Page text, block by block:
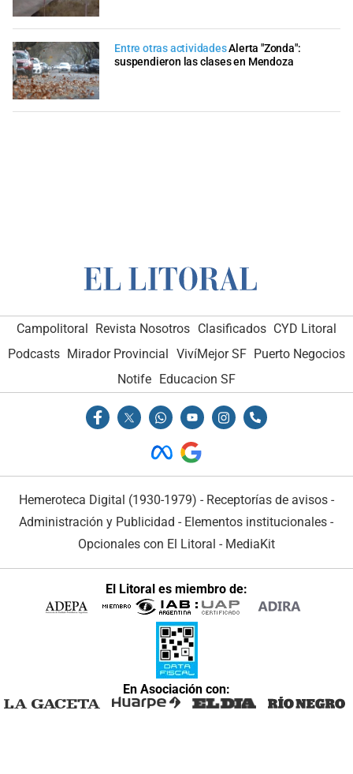
Entre otras actividadesAlerta "Zonda":
suspendieron las clases en Mendoza
Campolitoral Revista Nosotros Clasificados CYD Litoral
Podcasts Mirador Provincial VivíMejor SF Puerto Negocios
Notife Educacion SF
Hemeroteca Digital (1930-1979) - Receptorías de avisos -
Administración y Publicidad - Elementos institucionales -
Opcionales con El Litoral - MediaKit
El Litoral es miembro de:
En Asociación con: